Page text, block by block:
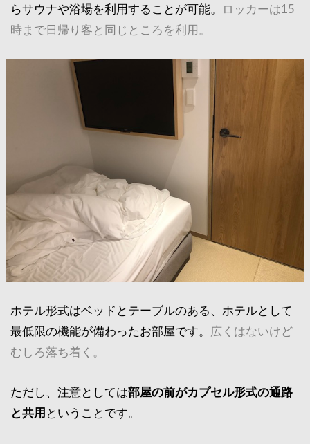
らサウナや浴場を利用することが可能。
ロッカーは15
時まで日帰り客と同じところを利用。
ホテル形式はベッドとテーブルのある、ホテルとして
最低限の機能が備わったお部屋です。 広くはないけど
むしろ落ち着く。
ただし、注意としては部屋の前がカプセル形式の通路
と共用ということです。